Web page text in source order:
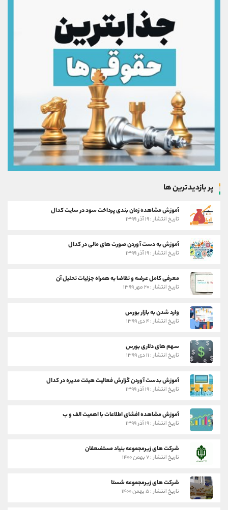
پر بازدیدترین ها
آموزش مشاهده زمان بندی پرداخت سود در سایت کدال
تاریخ انتشار : ۱۹ آذر ۱۳۹۹
آموزش به دست آوردن صورت های مالی در کدال
تاریخ انتشار : ۱۹ آذر ۱۳۹۹
معرفی کامل عرضه و تقاضا به همراه جزئیات تحلیل آن
تاریخ انتشار : ۲۰ مهر ۱۳۹۹
وارد شدن به بازار بورس
تاریخ انتشار : ۴ دی ۱۳۹۹
سهم های دلاری بورس
تاریخ انتشار : ۱۱ دی ۱۳۹۹
آموزش بدست آوردن گزارش فعالیت هیئت مدیره در کدال
تاریخ انتشار : ۱۹ آذر ۱۳۹۹
آموزش مشاهده افشای اطلاعات با اهمیت الف و ب
تاریخ انتشار : ۱۹ آذر ۱۳۹۹
شرکت های زیرمجموعه بنیاد مستضعفان
تاریخ انتشار : ۷ بهمن ۱۴۰۰
شرکت های زیرمجموعه شستا
تاریخ انتشار : ۵ بهمن ۱۴۰۰